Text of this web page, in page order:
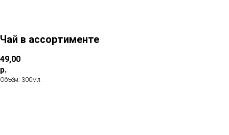
Чай в ассортименте
49,00
р.
Объём: 300мл.